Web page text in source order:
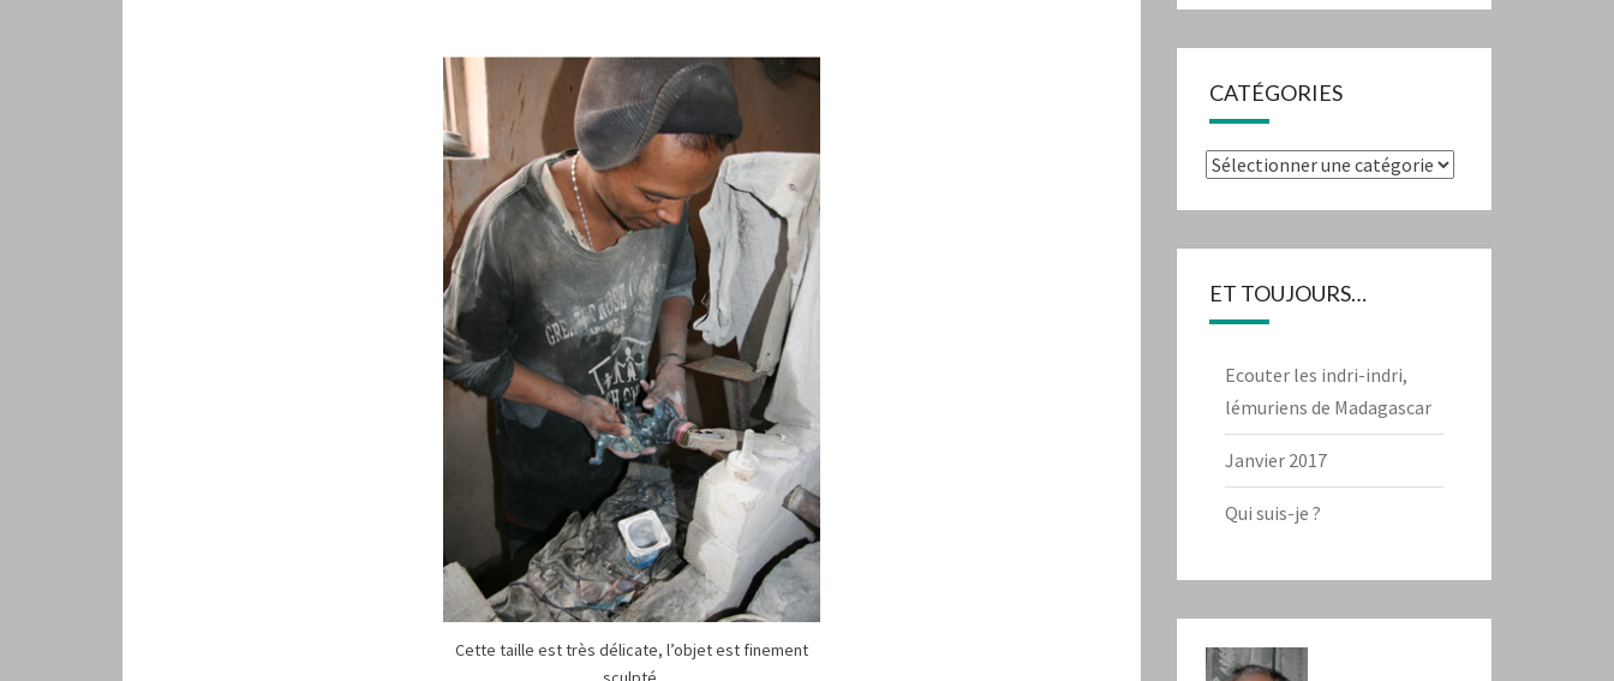
Cette taille est très délicate, l’objet est finement
CATÉGORIES
Catégories
ET TOUJOURS…
Ecouter les indri-indri,
lémuriens de Madagascar
Janvier 2017
Qui suis-je ?